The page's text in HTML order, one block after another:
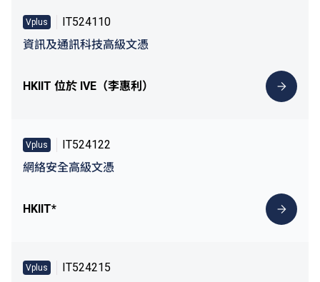
Vplus
IT524110
資訊及通訊科技高級文憑
HKIIT 位於 IVE（李惠利）
Vplus
IT524122
網絡安全高級文憑
HKIIT*
Vplus
IT524215